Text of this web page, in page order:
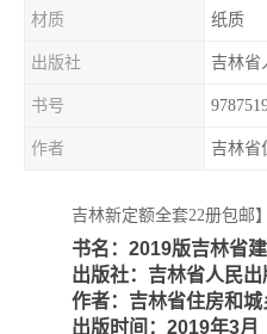
材质 纸质
出版社 吉林省
书号
作者 吉林省
吉林新定额全套22册包邮
书名：2019版吉林省
出版社：吉林省人民出
作者：吉林省住房和城
出版时间：2019年3月